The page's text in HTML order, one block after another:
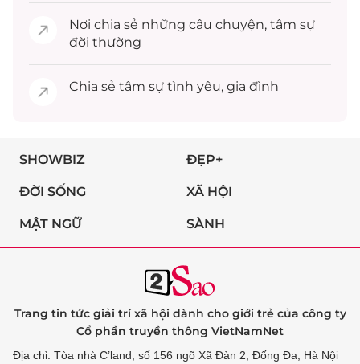
Nơi chia sẻ những câu chuyện, tâm sự
đời thường
Chia sẻ tâm sự tình yêu, gia đình
SHOWBIZ ĐẸP+
ĐỜI SỐNG XÃ HỘI
MẬT NGỮ SÀNH
Trang tin tức giải trí xã hội dành cho giới trẻ của công ty
Cổ phần truyền thông VietNamNet
Địa chỉ: Tòa nhà C’land, số 156 ngõ Xã Đàn 2, Đống Đa, Hà Nội